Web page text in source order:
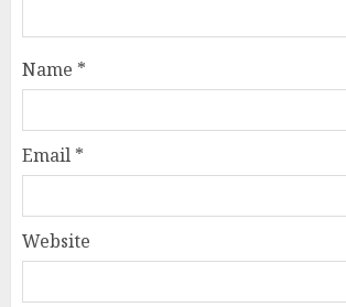
Name *
Email *
Website